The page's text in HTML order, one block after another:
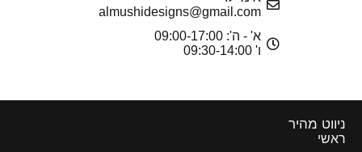
almushidesigns@gmail.com
א' - ה': 09:00-17:00
ו' 09:30-14:00
ניווט מהיר
ראשי